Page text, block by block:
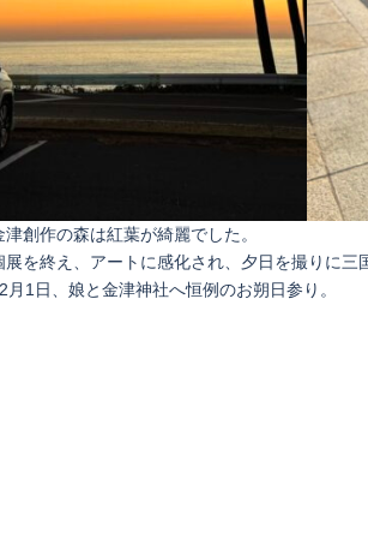
津創作の森は紅葉が綺麗でした。
展を終え、アートに感化され、夕日を撮りに三
月1日、娘と金津神社へ恒例のお朔日参り。